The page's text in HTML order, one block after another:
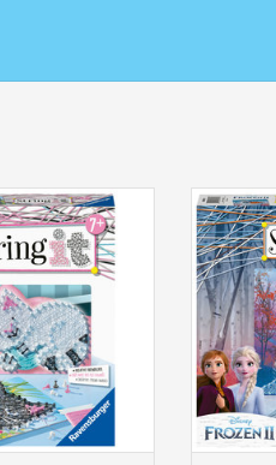
180912 String It
Cats
AAN WINKELWAGEN
Frozen,
elza,
kind,